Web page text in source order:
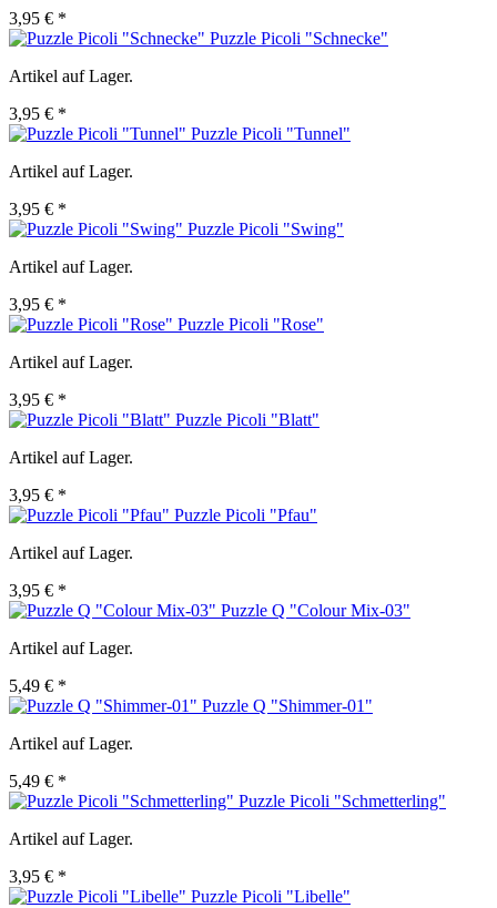
3,95 € *
Puzzle Picoli "Schnecke"
Artikel auf Lager.
3,95 € *
Puzzle Picoli "Tunnel"
Artikel auf Lager.
3,95 € *
Puzzle Picoli "Swing"
Artikel auf Lager.
3,95 € *
Puzzle Picoli "Rose"
Artikel auf Lager.
3,95 € *
Puzzle Picoli "Blatt"
Artikel auf Lager.
3,95 € *
Puzzle Picoli "Pfau"
Artikel auf Lager.
3,95 € *
Puzzle Q "Colour Mix-03"
Artikel auf Lager.
5,49 € *
Puzzle Q "Shimmer-01"
Artikel auf Lager.
5,49 € *
Puzzle Picoli "Schmetterling"
Artikel auf Lager.
3,95 € *
Puzzle Picoli "Libelle"